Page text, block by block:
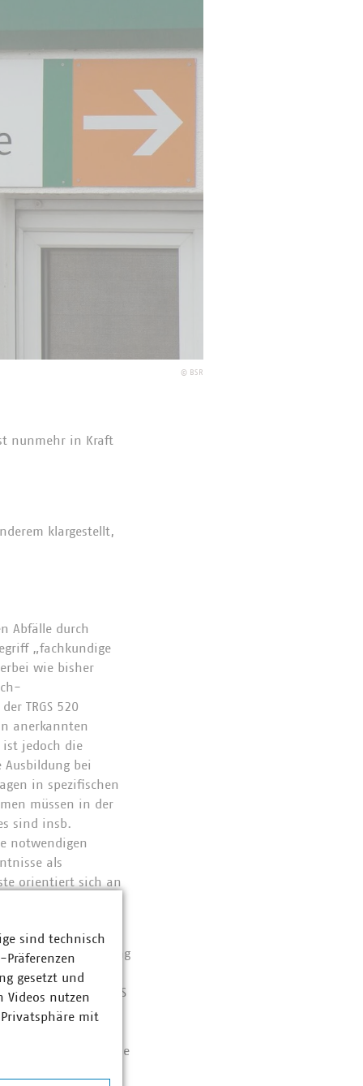
© BSR
nunmehr in Kraft
klargestellt,
Abfälle durch
„fachkundige
wie bisher
TRGS 520
anerkannten
ist jedoch die
Ausbildung bei
in spezifischen
müssen in der
sind insb.
notwendigen
als
orientiert sich an
dass durch die
für die Erlangung
bekannt als „TRGS
1.2 sowie die
und die
sind technisch
gesetzt und
Videos nutzen
mit